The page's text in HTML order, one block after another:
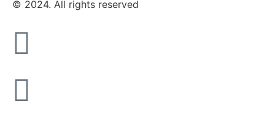
© 2024. All rights reserved